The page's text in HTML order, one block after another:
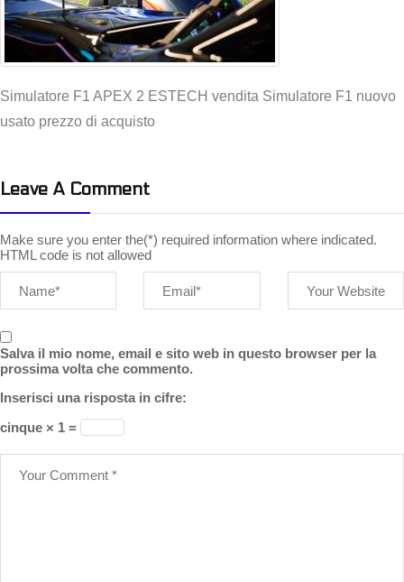
Simulatore F1 APEX 2 ESTECH vendita Simulatore F1 nuovo
usato prezzo di acquisto
Leave A Comment
Make sure you enter the(*) required information where indicated.
HTML code is not allowed
Salva il mio nome, email e sito web in questo browser per la
prossima volta che commento.
Inserisci una risposta in cifre:
cinque × 1 =